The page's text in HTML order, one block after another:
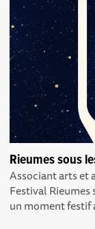
Rieumes sous
Associant arts et
Festival Rieumes
un moment festif